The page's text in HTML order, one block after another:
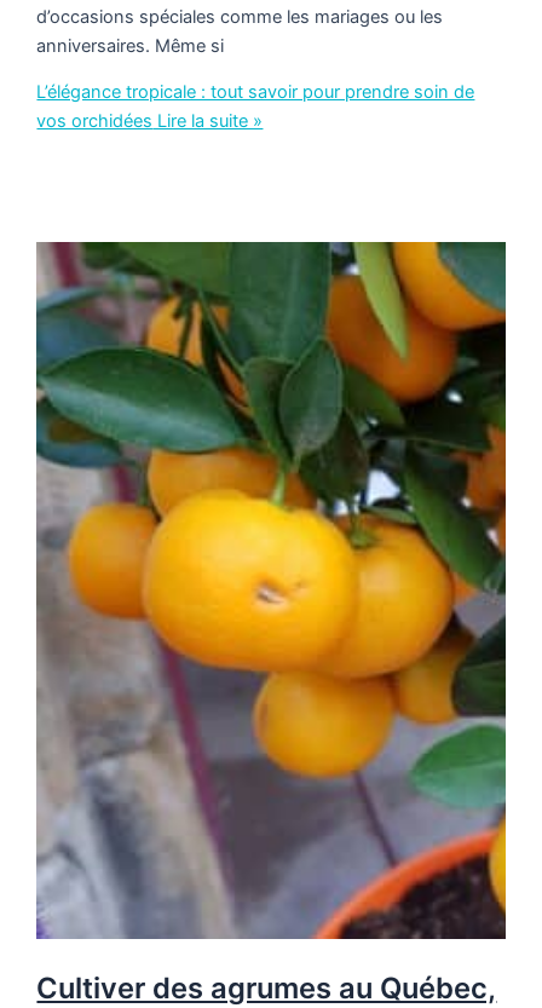
d’occasions spéciales comme les mariages ou les
anniversaires. Même si
L’élégance tropicale : tout savoir pour prendre soin de
vos orchidées Lire la suite »
Cultiver des agrumes au Québec,